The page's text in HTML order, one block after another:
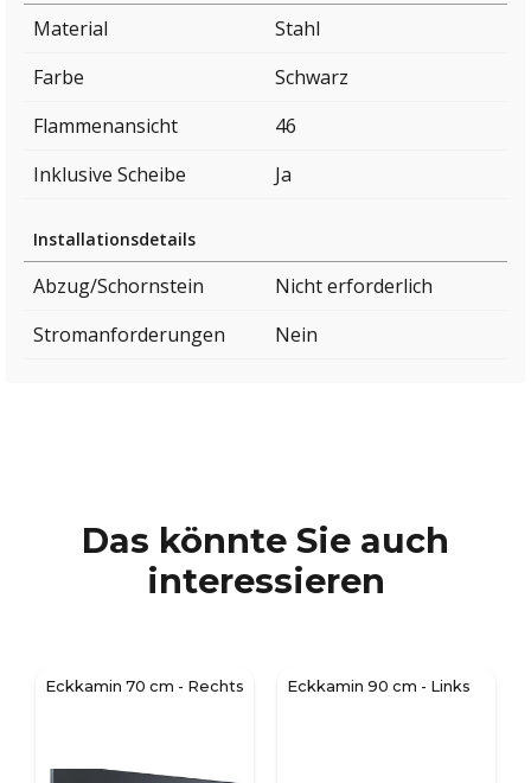
Material
Stahl
Farbe
Schwarz
Flammenansicht
46
Inklusive Scheibe
Ja
Installationsdetails
Abzug/Schornstein
Nicht erforderlich
Stromanforderungen
Nein
Das könnte Sie auch
interessieren
Eckkamin 70 cm - Rechts Eckkamin 90 cm - Links